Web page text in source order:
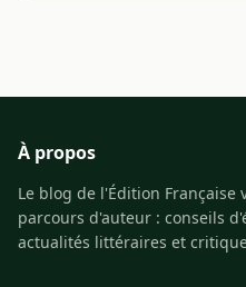
À propos
Le blog de l'Édition Française
parcours d'auteur : conseils
actualités littéraires et